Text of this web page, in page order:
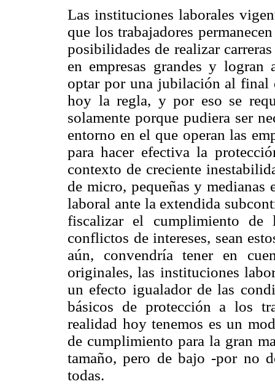
Las instituciones laborales
que los trabajadores
posibilidades de realizar
en empresas grandes y logran
optar por una jubilación al final
hoy la regla, y por eso se
solamente porque pudiera ser
entorno en el que operan las
para hacer efectiva la
contexto de creciente
de micro, pequeñas y medianas
laboral ante la extendida
fiscalizar el cumplimiento
conflictos de intereses, sean
aún, convendría tener en
originales, las instituciones
un efecto igualador de las
básicos de protección a los
realidad hoy tenemos es un
de cumplimiento para la gran
tamaño, pero de bajo -por no
todas.